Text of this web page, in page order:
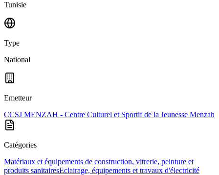
Tunisie
Type
National
Emetteur
CCSJ MENZAH - Centre Culturel et Sportif de la Jeunesse Menzah
Catégories
Matériaux et équipements de construction, vitrerie, peinture et
produits sanitairesEclairage, équipements et travaux d'électricité